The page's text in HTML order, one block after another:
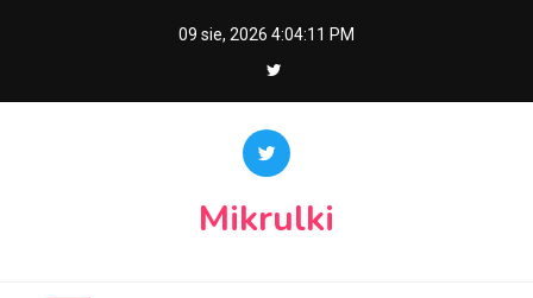
09 sie, 2026 4:04:12 PM
Mikrulki